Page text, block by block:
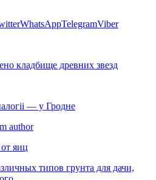
WhatsAppTelegramViber
кладбище древних звезд
— у Гродне
author
яиц
типов грунта для дачи,